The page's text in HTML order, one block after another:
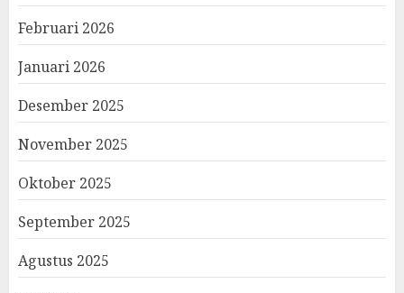
Februari 2026
Januari 2026
Desember 2025
November 2025
Oktober 2025
September 2025
Agustus 2025